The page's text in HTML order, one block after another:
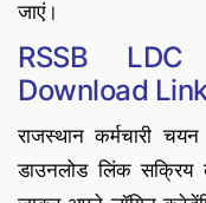
जाएं।
RSSB
Download
राजस्थान कर्मचारी
डाउनलोड लिंक सक्रिय